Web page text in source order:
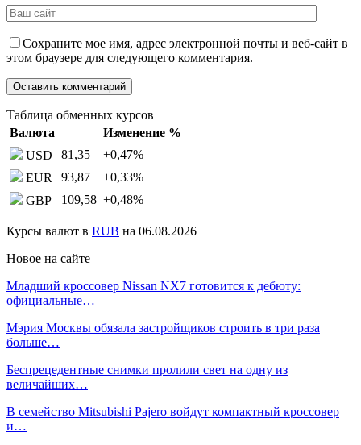
Сохраните мое имя, адрес электронной почты и веб-сайт в
этом браузере для следующего комментария.
Таблица обменных курсов
Валюта
Изменение %
USD
81,35 +0,47%
EUR
93,87 +0,33%
GBP
109,58 +0,48%
Курсы валют в RUB на 06.08.2026
Новое на сайте
Младший кроссовер Nissan NX7 готовится к дебюту:
официальные…
Мэрия Москвы обязала застройщиков строить в три раза
больше…
Беспрецедентные снимки пролили свет на одну из
величайших…
В семейство Mitsubishi Pajero войдут компактный кроссовер
и…